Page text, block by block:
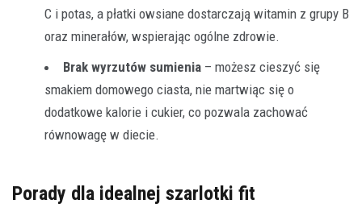
C i potas, a płatki owsiane dostarczają witamin z grupy B
oraz minerałów, wspierając ogólne zdrowie.
Brak wyrzutów sumienia – możesz cieszyć się
smakiem domowego ciasta, nie martwiąc się o
dodatkowe kalorie i cukier, co pozwala zachować
równowagę w diecie.
Porady dla idealnej szarlotki fit